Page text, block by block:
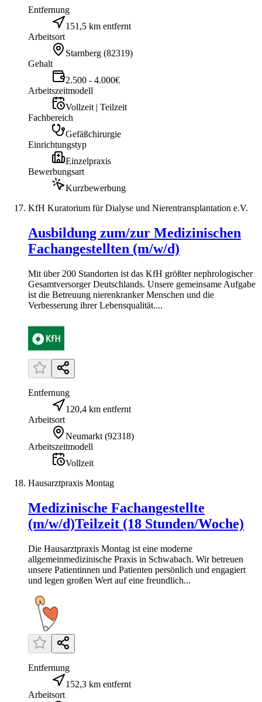
Entfernung
151,5 km entfernt
Arbeitsort
Starnberg (82319)
Gehalt
2.500 - 4.000€
Arbeitszeitmodell
Vollzeit | Teilzeit
Fachbereich
Gefäßchirurgie
Einrichtungstyp
Einzelpraxis
Bewerbungsart
Kurzbewerbung
KfH Kuratorium für Dialyse und Nierentransplantation e.V.
Ausbildung zum/zur Medizinischen
Fachangestellten (m/w/d)
Mit über 200 Standorten ist das KfH größter nephrologischer
Gesamtversorger Deutschlands. Unsere gemeinsame Aufgabe
ist die Betreuung nierenkranker Menschen und die
Verbesserung ihrer Lebensqualität....
Entfernung
120,4 km entfernt
Arbeitsort
Neumarkt (92318)
Arbeitszeitmodell
Vollzeit
Hausarztpraxis Montag
Medizinische Fachangestellte
(m/w/d)Teilzeit (18 Stunden/Woche)
Die Hausarztpraxis Montag ist eine moderne
allgemeinmedizinische Praxis in Schwabach. Wir betreuen
unsere Patientinnen und Patienten persönlich und engagiert
und legen großen Wert auf eine freundlich...
Entfernung
152,3 km entfernt
Arbeitsort